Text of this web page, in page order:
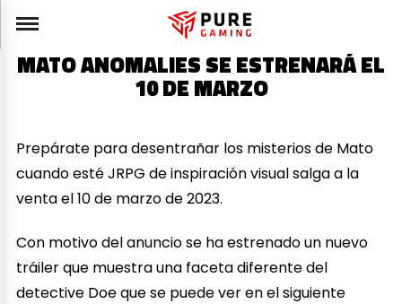
MATO ANOMALIES SE ESTRENARÁ EL
10 DE MARZO
Prepárate para desentrañar los misterios de Mato
cuando esté JRPG de inspiración visual salga a la
venta el 10 de marzo de 2023.
Con motivo del anuncio se ha estrenado un nuevo
tráiler que muestra una faceta diferente del
detective Doe que se puede ver en el siguiente